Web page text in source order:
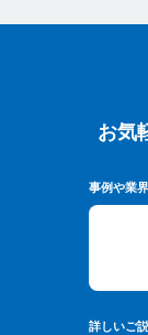
お気
お気
事例や業
詳しいご